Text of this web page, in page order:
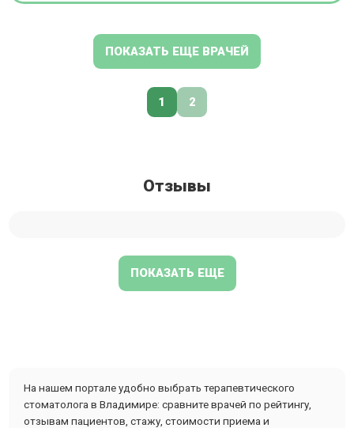
ПОКАЗАТЬ ЕЩЕ ВРАЧЕЙ
1 2
Отзывы
ПОКАЗАТЬ ЕЩЕ
На нашем портале удобно выбрать терапевтического
стоматолога в Владимире: сравните врачей по рейтингу,
отзывам пациентов, стажу, стоимости приема и